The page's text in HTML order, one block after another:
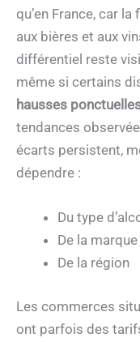
qu’en France, car
aux bières et aux
différentiel reste
même si certains
hausses
tendances
écarts persistent,
dépendre :
Du type
De la marque
De la région
Les commerces
ont parfois des